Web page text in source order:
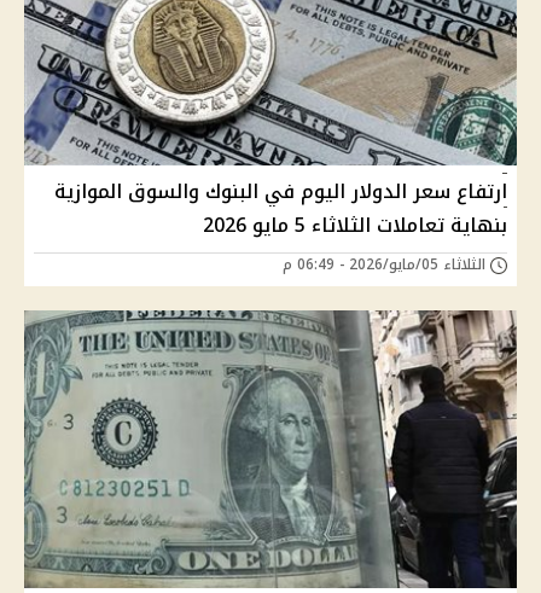
ارتفاع سعر الدولار اليوم في البنوك والسوق الموازية
بنهاية تعاملات الثلاثاء 5 مايو 2026
الثلاثاء 05/مايو/2026 - 06:49 م